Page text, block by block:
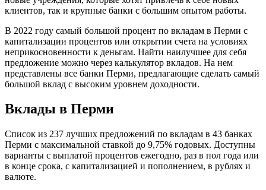
клиентов, так и крупные банки с большим опытом работы.
В 2022 году самый большой процент по вкладам в Перми с
капитализации процентов или открытии счета на условиях
неприкосновенности к деньгам. Найти наилучшее для себя
предложение можно через калькулятор вкладов. На нем
представлены все банки Перми, предлагающие сделать самый
большой вклад с высоким уровнем доходности.
Вклады в Перми
Список из 237 лучших предложений по вкладам в 43 банках
Перми с максимальной ставкой до 9,75% годовых. Доступны
варианты с выплатой процентов ежегодно, раз в пол года или
в конце срока, с капитализацией и пополнением, в рублях и
валюте.